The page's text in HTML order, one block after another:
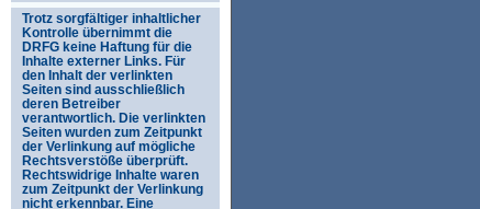
Trotz sorgfältiger inhaltlicher
Kontrolle übernimmt die
DRFG keine Haftung für die
Inhalte externer Links. Für
den Inhalt der verlinkten
Seiten sind ausschließlich
deren Betreiber
verantwortlich. Die verlinkten
Seiten wurden zum Zeitpunkt
der Verlinkung auf mögliche
Rechtsverstöße überprüft.
Rechtswidrige Inhalte waren
zum Zeitpunkt der Verlinkung
nicht erkennbar. Eine